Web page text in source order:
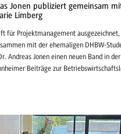
Jonen publiziert gemeinsam
Limberg
für Projektmanagement ausgezeichnet,
mit der ehemaligen DHBW-
Andreas Jonen einen neuen Band in der
Beiträge zur